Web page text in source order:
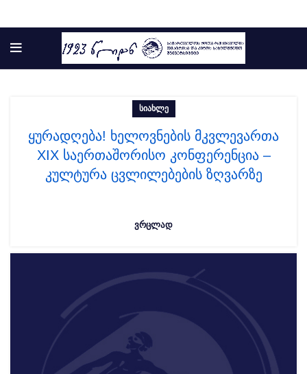
ᲡᲘᲐᲮᲚᲔ
ყურადღება! ხელოვნების მკვლევართა
XIX საერთაშორისო კონფერენცია –
კულტურა ცვლილებების ზღვარზე
ᲕᲠᲪᲚᲐᲓ